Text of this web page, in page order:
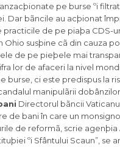
pe burse ºi
Dar bãncile au acþionat
practicile de pe piaþa CDS-
Ohio susþine cã din cauza
de pe pieþele mai
lor de afaceri la nivel
burse, ci este predispus la
manipulãrii dobânzilor
Directorul bãncii
de bani în care un
de reformã, scrie agenþia
ºi Sfântului Scaun”, se